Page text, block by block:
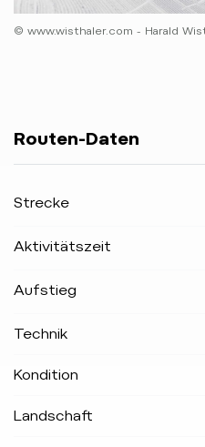
© www.wisthaler.com - Harald
Routen-Daten
Strecke
Aktivitätszeit
Aufstieg
Technik
Kondition
Landschaft